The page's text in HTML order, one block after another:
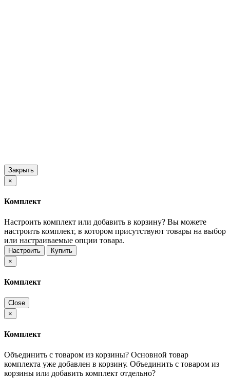
Закрыть
×
Комплект
Настроить комплект или добавить в корзину? Вы можете
настроить комплект, в котором присутствуют товары на выбор
или настраиваемые опции товара.
Настроить
Купить
×
Комплект
Close
×
Комплект
Объединить с товаром из корзины? Основной товар
комплекта уже добавлен в корзину. Объединить с товаром из
корзины или добавить комплект отдельно?